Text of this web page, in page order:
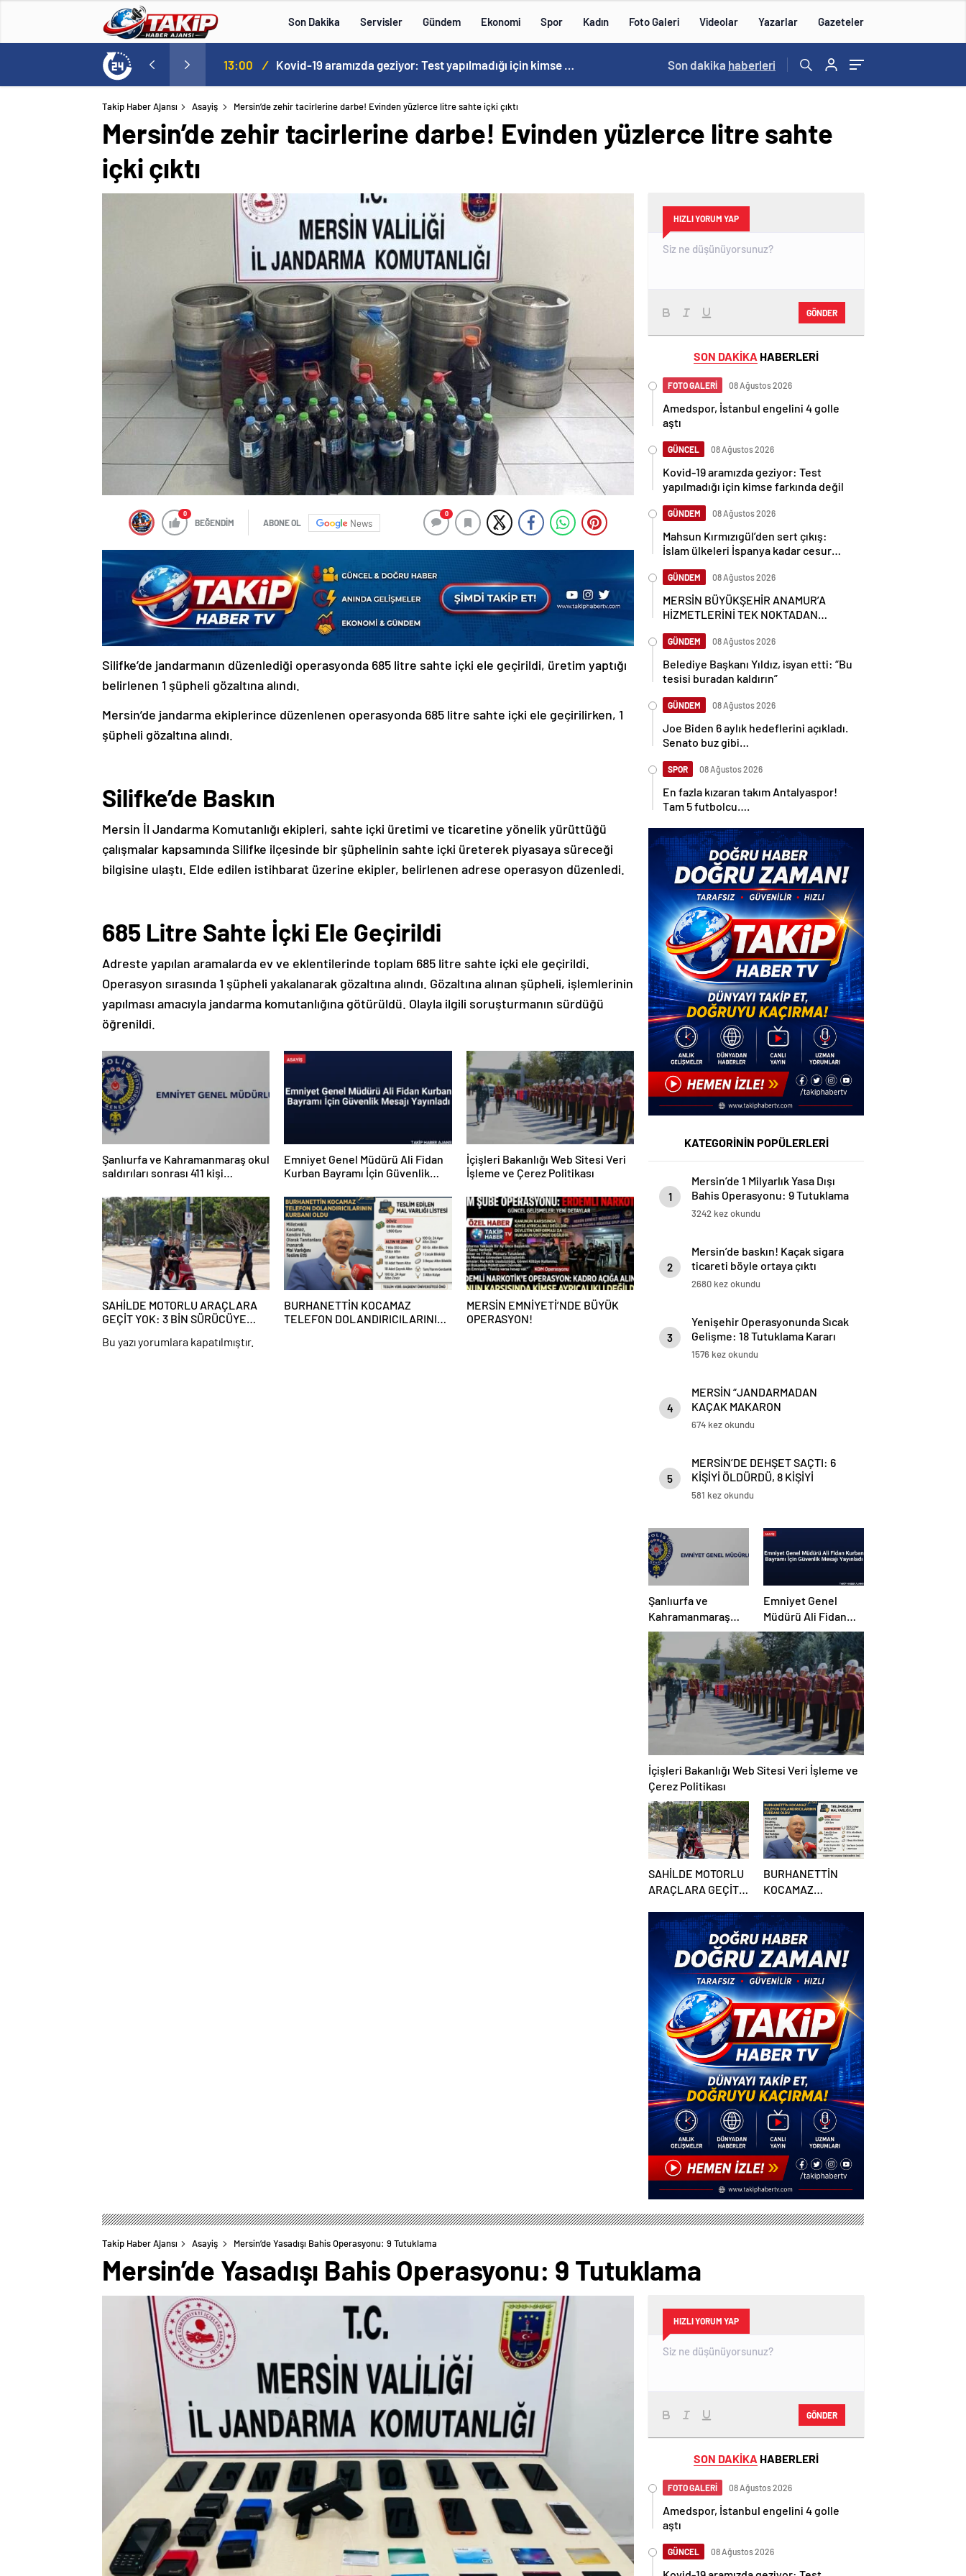
Son Dakika Servisler Gündem Ekonomi Spor Kadın Foto Galeri Videolar Yazarlar Gazeteler
13:00 / Kovid-19 aramızda geziyor: Test yapılmadığı için kimse farkında değil 14:43 /
Son dakika haberleri
Takip Haber Ajansı Asayiş Mersin’de zehir tacirlerine darbe! Evinden yüzlerce litre sahte içki çıktı
Mersin’de zehir tacirlerine darbe! Evinden yüzlerce litre sahte
içki çıktı
0
BEĞENDİM ABONE OL News
0
Silifke’de jandarmanın düzenlediği operasyonda 685 litre sahte içki ele geçirildi, üretim yaptığı
belirlenen 1 şüpheli gözaltına alındı.
Mersin’de jandarma ekiplerince düzenlenen operasyonda 685 litre sahte içki ele geçirilirken, 1
şüpheli gözaltına alındı.
Silifke’de Baskın
Mersin İl Jandarma Komutanlığı ekipleri, sahte içki üretimi ve ticaretine yönelik yürüttüğü
çalışmalar kapsamında Silifke ilçesinde bir şüphelinin sahte içki üreterek piyasaya süreceği
bilgisine ulaştı. Elde edilen istihbarat üzerine ekipler, belirlenen adrese operasyon düzenledi.
685 Litre Sahte İçki Ele Geçirildi
Adreste yapılan aramalarda ev ve eklentilerinde toplam 685 litre sahte içki ele geçirildi.
Operasyon sırasında 1 şüpheli yakalanarak gözaltına alındı. Gözaltına alınan şüpheli, işlemlerinin
yapılması amacıyla jandarma komutanlığına götürüldü. Olayla ilgili soruşturmanın sürdüğü
öğrenildi.
Şanlıurfa ve Kahramanmaraş okul
saldırıları sonrası 411 kişi
Emniyet Genel Müdürü Ali Fidan
Kurban Bayramı İçin Güvenlik
İçişleri Bakanlığı Web Sitesi Veri
İşleme ve Çerez Politikası
SAHİLDE MOTORLU ARAÇLARA
GEÇİT YOK: 3 BİN SÜRÜCÜYE
BURHANETTİN KOCAMAZ
TELEFON DOLANDIRICILARININ
MERSİN EMNİYETİ’NDE BÜYÜK
OPERASYON!
Bu yazı yorumlara kapatılmıştır.
HIZLI YORUM YAP
GÖNDER
SON DAKİKA HABERLERİ
FOTO GALERİ 08 Ağustos 2026
Amedspor, İstanbul engelini 4 golle
aştı
GÜNCEL 08 Ağustos 2026
Kovid-19 aramızda geziyor: Test
yapılmadığı için kimse farkında değil
GÜNDEM 08 Ağustos 2026
Mahsun Kırmızıgül’den sert çıkış:
İslam ülkeleri İspanya kadar cesur
GÜNDEM 08 Ağustos 2026
MERSİN BÜYÜKŞEHİR ANAMUR’A
HİZMETLERİNİ TEK NOKTADAN
GÜNDEM 08 Ağustos 2026
Belediye Başkanı Yıldız, isyan etti: “Bu
tesisi buradan kaldırın”
GÜNDEM 08 Ağustos 2026
Joe Biden 6 aylık hedeflerini açıkladı.
Senato buz gibi…
SPOR 08 Ağustos 2026
En fazla kızaran takım Antalyaspor!
Tam 5 futbolcu….
KATEGORİNİN POPÜLERLERİ
1
Mersin’de 1 Milyarlık Yasa Dışı
Bahis Operasyonu: 9 Tutuklama
3242 kez okundu
2
Mersin’de baskın! Kaçak sigara
ticareti böyle ortaya çıktı
2680 kez okundu
3
Yenişehir Operasyonunda Sıcak
Gelişme: 18 Tutuklama Kararı
1576 kez okundu
4
MERSİN “JANDARMADAN
KAÇAK MAKARON
OPERASYONU”
674 kez okundu
5
MERSİN’DE DEHŞET SAÇTI: 6
KİŞİYİ ÖLDÜRDÜ, 8 KİŞİYİ
YARALADI
581 kez okundu
Şanlıurfa ve
Kahramanmaraş
okul saldırıları
sonrası 411 kişi
yakalandı
Emniyet Genel
Müdürü Ali Fidan
Kurban Bayramı İçin
Güvenlik Mesajı
Yayınladı
İçişleri Bakanlığı Web Sitesi Veri İşleme ve
Çerez Politikası
SAHİLDE MOTORLU
ARAÇLARA GEÇİT
SÜRÜCÜYE CEZA
YAĞDI!
BURHANETTİN
KOCAMAZ
DOLANDIRICILARININ
HEDEFİ OLDU
Takip Haber Ajansı Asayiş Mersin’de Yasadışı Bahis Operasyonu: 9 Tutuklama
Mersin’de Yasadışı Bahis Operasyonu: 9 Tutuklama
HIZLI YORUM YAP
GÖNDER
SON DAKİKA HABERLERİ
FOTO GALERİ 08 Ağustos 2026
Amedspor, İstanbul engelini 4 golle
aştı
GÜNCEL 08 Ağustos 2026